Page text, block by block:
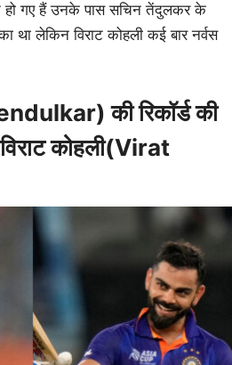
हो गए हैं उनके पास सचिन तेंदुलकर के
था लेकिन विराट कोहली कई बार नर्वस
की रिकॉर्ड की
विराट कोहली(Virat